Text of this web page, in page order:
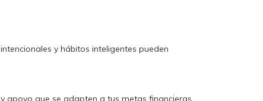
y hábitos inteligentes pueden
apoyo que se adapten a tus metas financieras